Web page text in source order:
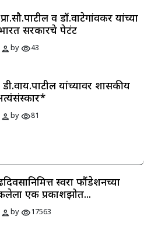
व डॉ.वाटेगांवकर यांच्या
सरकारचे पेटंट
personbyvisibility43
डी.वाय.पाटील यांच्यावर शासकीय
personbyvisibility81
स्वरा फौंडेशनच्या
एक प्रकाशझोत...
personbyvisibility17563